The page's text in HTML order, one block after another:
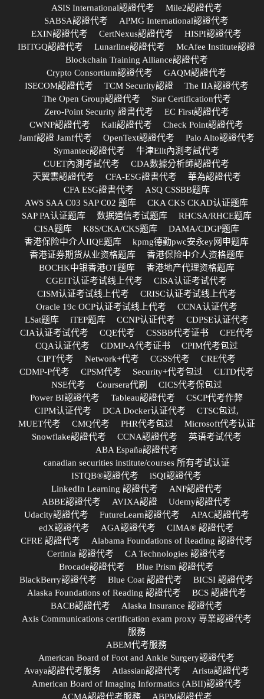
ASIS International認證代考
Mile2認證代考
SABSA認證代考
APMG International認證代考
EXIN認證代考
CertNexus認證代考
HISPI認證代考
IBITGQ認證代考
Lunarline認證代考
McAfee Institute認證
Blockchain Training Alliance認證代考
Crypto Consortium認證代考
GAQM認證代考
ISECOM認證代考
TCM Security認證
The IIA認證代考
The Open Group認證代考
Star Certification代考
Zero-Point Security 證書代考
EC First認證代考
CWNP認證代考
Kali認證代考
Check Point認證代考
Jamf認證 Jamf代考
OpenText認證代考
Palo Alto認證代考
Symantec認證代考
牛津Ellt內測考試代考
CUET內測考試代考
CDA數據分析師認證代考
天翼雲認證代考
CFA-ESG證書代考
華為認證代考
CFA ESG證書代考
ASQ CSSBB题库
AWS SAA C03 SAP C02 题库
CKA CKS CKAD认证题库
SAP PA认证题库
数据通信考试题库
RHCSA/RHCE题库
CISA题库
K8S/CKA/CKS题库
DAMA/CDGP题库
香港保险中介人IIQE题库
kpmg德勤pwc安永ey网申题库
香港证券期货从业资格题库
香港保险中介人资格题库
BOCHK中银香港OT题库
香港地产代理资格题库
CGEIT认证考试线上代考
CISA认证考试代考
CISM认证考试线上代考
CRISC认证考试线上代考
Oracle 19c OCP认证考试线上代考
CCNA认证代考
LSat题库
iTEP题库 CCNP认证代考
CDPSE认证代考
CIA认证考试代考
CQE代考 CSSBB代考证书
CFE代考
CQA认证代考
CDMP-A代考证书
CPIM代考包过
CIPT代考
Network+代考 CGSS代考
CRE代考
CDMP-P代考
CPSM代考 Security+代考包过
CLTD代考
NSE代考
Coursera代刷
CICS代考保包过
Power BI認證代考
Tableau認證代考
CSCP代考作弊
CIPM认证代考
DCA Docker认证代考
CTSC包过,
MUET代考
CMQ代考 PHR代考包过
Microsoft代考认证
Snowflake認證代考
CCNA認證代考
英语考试代考
ABA España認證代考
canadian securities institute/courses 所有考试认证
ISTQB®認證代考
iSQI認證代考
LinkedIn Learning 認證代考
ANP認證代考
ABBE認證代考
AVIXA認證
Udemy認證代考
Udacity認證代考
FutureLearn認證代考
APAC認證代考
edX認證代考
AGA認證代考
CIMA® 認證代考
CFRE 認證代考
Alabama Foundations of Reading 認證代考
Certinia 認證代考
CA Technologies 認證代考
Brocade認證代考
Blue Prism 認證代考
BlackBerry認證代考
Blue Coat 認證代考
BICSI 認證代考
Alaska Foundations of Reading 認證代考
BCS 認證代考
BACB認證代考
Alaska Insurance 認證代考
Axis Communications certification exam proxy 專業認證代考
服務
ABEM代考服務
American Board of Foot and Ankle Surgery認證代考
Avaya認證代考服务
Atlassian認證代考
Arista認證代考
American Board of Imaging Informatics (ABII)認證代考
ACMA認證代考服務
ABPM認證代考